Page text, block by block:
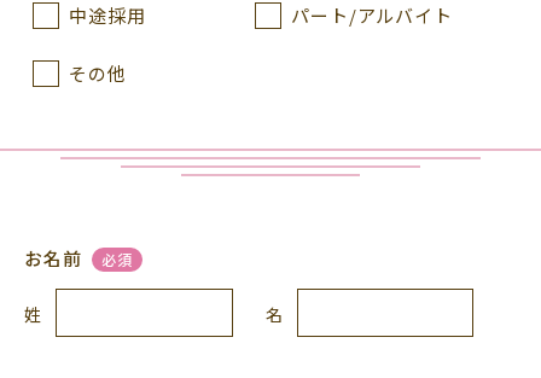
中途採用 パート/アルバイト
その他
お名前 必須
姓 名